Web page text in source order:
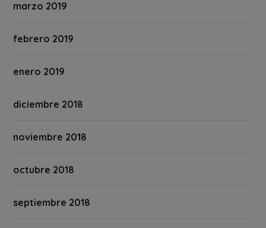
marzo 2019
febrero 2019
enero 2019
diciembre 2018
noviembre 2018
octubre 2018
septiembre 2018